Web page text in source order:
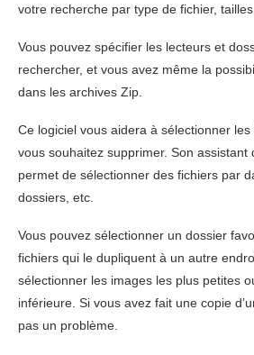
votre recherche par type de fichier,
Vous pouvez spécifier les lecteurs et
rechercher, et vous avez même la
dans les archives Zip.
Ce logiciel vous aidera à sélectionner
vous souhaitez supprimer. Son assistant
permet de sélectionner des fichiers par
dossiers, etc.
Vous pouvez sélectionner un dossier
fichiers qui le dupliquent à un autre
sélectionner les images les plus petites
inférieure. Si vous avez fait une copie
pas un problème.